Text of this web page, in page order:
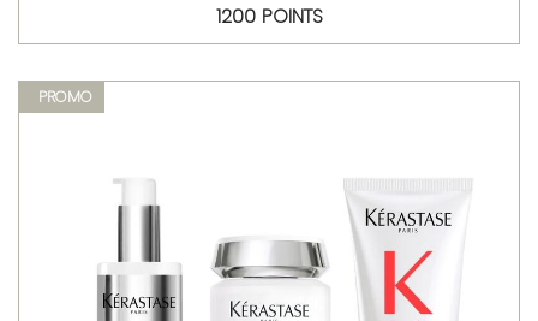
1200 POINTS
PROMO